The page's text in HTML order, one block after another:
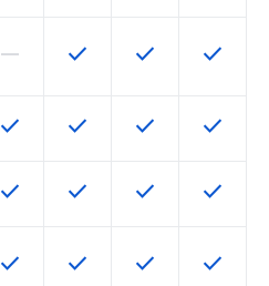
该 SKU 不支持此功能
horizontal_rule 该 SKU 提供此功能
check 该 SKU 提供此功
check 该 SKU
check
该 SKU 提供此功能
check 该 SKU 提供此功能
check 该 SKU 提供此功
check 该 SKU
check
该 SKU 提供此功能
check 该 SKU 提供此功能
check 该 SKU 提供此功
check 该 SKU
check
该 SKU 提供此功能
check 该 SKU 提供此功能
check 该 SKU 提供此功
check 该 SKU
check